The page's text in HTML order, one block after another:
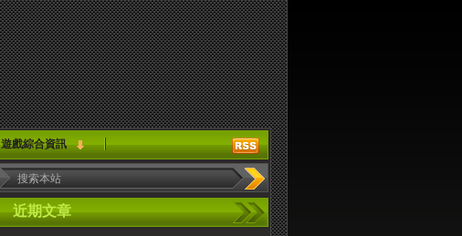
遊戲綜合資訊
近期文章